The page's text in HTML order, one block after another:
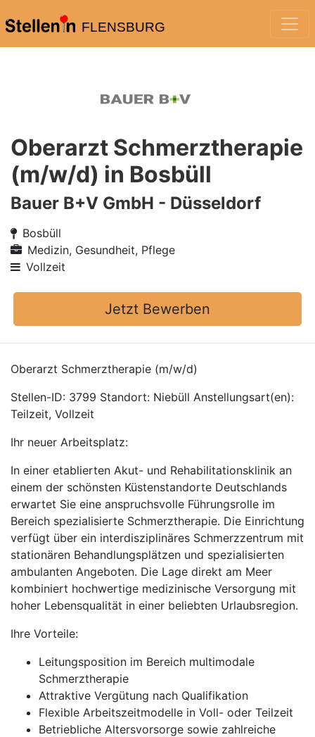
FLENSBURG
Oberarzt Schmerztherapie
(m/w/d) in Bosbüll
Bauer B+V GmbH - Düsseldorf
Bosbüll
Medizin, Gesundheit, Pflege
Vollzeit
Jetzt Bewerben
Oberarzt Schmerztherapie (m/w/d)
Stellen-ID: 3799 Standort: Niebüll Anstellungsart(en):
Teilzeit, Vollzeit
Ihr neuer Arbeitsplatz:
In einer etablierten Akut- und Rehabilitationsklinik an
einem der schönsten Küstenstandorte Deutschlands
erwartet Sie eine anspruchsvolle Führungsrolle im
Bereich spezialisierte Schmerztherapie. Die Einrichtung
verfügt über ein interdisziplinäres Schmerzzentrum mit
stationären Behandlungsplätzen und spezialisierten
ambulanten Angeboten. Die Lage direkt am Meer
kombiniert hochwertige medizinische Versorgung mit
hoher Lebensqualität in einer beliebten Urlaubsregion.
Ihre Vorteile:
Leitungsposition im Bereich multimodale
Schmerztherapie
Attraktive Vergütung nach Qualifikation
Flexible Arbeitszeitmodelle in Voll- oder Teilzeit
Betriebliche Altersvorsorge sowie zahlreiche